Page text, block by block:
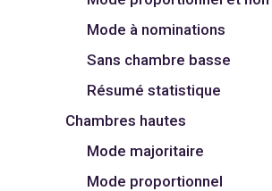
Mode à nominations
Sans chambre basse
Résumé statistique
Chambres hautes
Mode majoritaire
Mode proportionnel